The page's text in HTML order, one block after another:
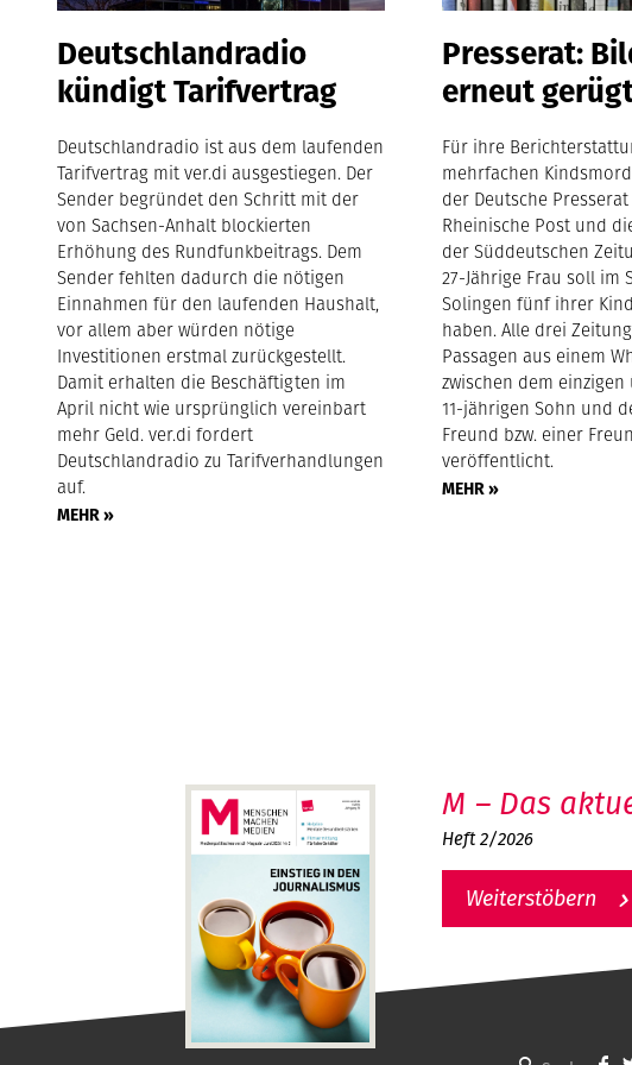
Deutschlandradio
kündigt Tarifvertrag
Deutschlandradio ist aus dem laufenden
Tarifvertrag mit ver.di ausgestiegen. Der
Sender begründet den Schritt mit der
von Sachsen-Anhalt blockierten
Erhöhung des Rundfunkbeitrags. Dem
Sender fehlten dadurch die nötigen
Einnahmen für den laufenden Haushalt,
vor allem aber würden nötige
Investitionen erstmal zurückgestellt.
Damit erhalten die Beschäftigten im
April nicht wie ursprünglich vereinbart
mehr Geld. ver.di fordert
Deutschlandradio zu Tarifverhandlungen
auf.
MEHR »
Presserat:
erneut
Für ihre
mehrfachen
der Deutsche
Rheinische Post und
der Süddeutschen
27-Jährige Frau soll im
Solingen fünf ihrer
haben. Alle drei
Passagen aus einem
zwischen dem
11-jährigen Sohn und
Freund bzw. einer
veröffentlicht.
MEHR »
MMM - Menschen machen Medien
M – Das
Heft 2/2026
Weiterstöbern